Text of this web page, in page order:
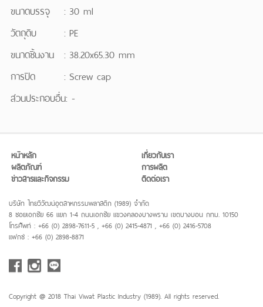
ขนาดบรรจุ : 30 ml
วัตถุดิบ
: PE
ขนาดชิ้นงาน : 38.20x65.30 mm
การปิด
: Screw cap
ส่วนประกอบอื่น: -
หน้าหลัก
เกี่ยวกับเรา
ผลิตภัณฑ์
การผลิต
ข่าวสารและกิจกรรม
ติดต่อเรา
บริษัท ไทยวิวัฒน์อุตสาหกรรมพลาสติก (1989) จำกัด
8 ซอยเอกชัย 66 แยก 1-4 ถนนเอกชัย แขวงคลองบางพราน เขตบางบอน กทม. 10150
โทรศัพท์ : +66 (0) 2898-7611-5 , +66 (0) 2415-4871 , +66 (0) 2416-5708
แฟกซ์ : +66 (0) 2898-8871
Copyright @ 2018 Thai Viwat Plastic Industry (1989). All rights reserved.